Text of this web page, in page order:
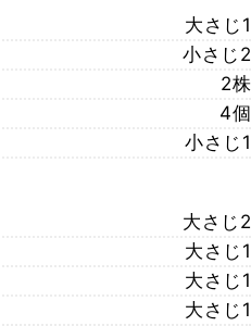
大さじ1
小さじ2
2株
4個
小さじ1
大さじ2
大さじ1
大さじ1
大さじ1